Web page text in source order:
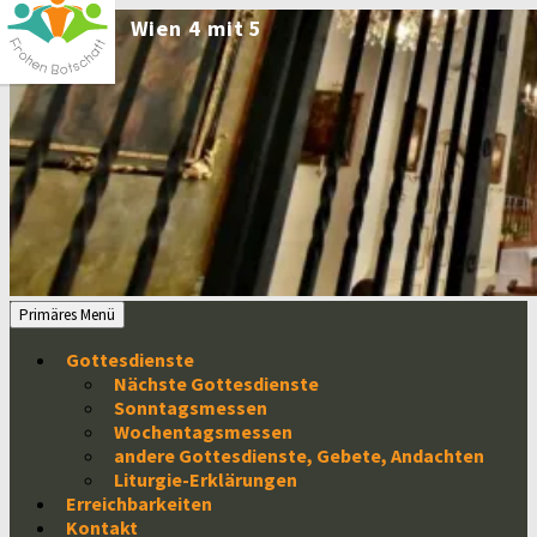
Zum
Inhalt
springen
Suchen
Primäres Menü
Gottesdienste
Nächste Gottesdienste
Sonntagsmessen
Wochentagsmessen
andere Gottesdienste, Gebete, Andachten
Liturgie-Erklärungen
Erreichbarkeiten
Kontakt